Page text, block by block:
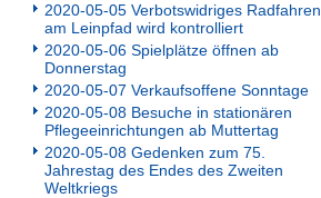
2020-05-05 Verbotswidriges Radfahren
am Leinpfad wird kontrolliert
2020-05-06 Spielplätze öffnen ab
Donnerstag
2020-05-07 Verkaufsoffene Sonntage
2020-05-08 Besuche in stationären
Pflegeeinrichtungen ab Muttertag
2020-05-08 Gedenken zum 75.
Jahrestag des Endes des Zweiten
Weltkriegs